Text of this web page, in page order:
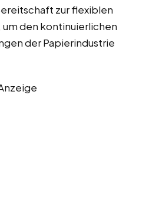
zur flexiblen
den kontinuierlichen
der Papierindustrie